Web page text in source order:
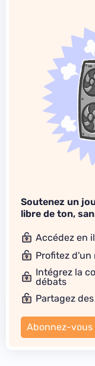
Soutenez un
libre de ton,
Accédez en
Profitez
Intégrez la
débats
Partagez
Abonnez-vous